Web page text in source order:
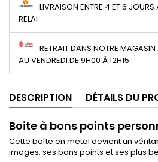
LIVRAISON ENTRE 4 ET 6
RELAI
RETRAIT DANS NOTRE
AU VENDREDI DE 9H00 À 12H15
DESCRIPTION DÉTAILS DU
Boite à bons points
Cette boîte en métal devient un
images, ses bons points et ses plus